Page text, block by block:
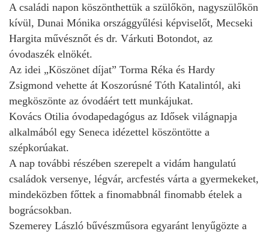
A családi napon köszönthettük a szülőkön, nagyszülőkön
kívül, Dunai Mónika országgyűlési képviselőt, Mecseki
Hargita művésznőt és dr. Várkuti Botondot, az
óvodaszék elnökét.
Az idei „Köszönet díjat” Torma Réka és Hardy
Zsigmond vehette át Koszorúsné Tóth Katalintól, aki
megköszönte az óvodáért tett munkájukat.
Kovács Otilia óvodapedagógus az Idősek világnapja
alkalmából egy Seneca idézettel köszöntötte a
szépkorúakat.
A nap további részében szerepelt a vidám hangulatú
családok versenye, légvár, arcfestés várta a gyermekeket,
mindeközben főttek a finomabbnál finomabb ételek a
bográcsokban.
Szemerey László bűvészműsora egyaránt lenyűgözte a